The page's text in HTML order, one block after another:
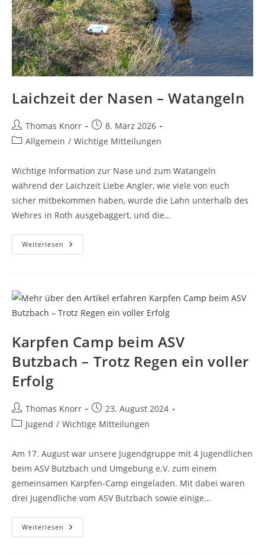
Laichzeit der Nasen – Watangeln
Beitrags-
Autor:
Thomas Knorr
Beitrag
veröffentlicht:
8. März 2026
Beitrags-
Allgemein / Wichtige Mitteilungen
Wichtige Information zur Nase und zum Watangeln
während der Laichzeit Liebe Angler, wie viele von euch
sicher mitbekommen haben, wurde die Lahn unterhalb des
Wehres in Roth ausgebaggert, und die…
Weiterlesen Laichzeit
Der
Karpfen Camp beim ASV
Butzbach – Trotz Regen ein voller
Erfolg
Beitrags-
Autor:
Thomas Knorr
Beitrag
veröffentlicht:
23. August 2024
Beitrags-
Jugend / Wichtige Mitteilungen
Am 17. August war unsere Jugendgruppe mit 4 Jugendlichen
beim ASV Butzbach und Umgebung e.V. zum einem
gemeinsamen Karpfen-Camp eingeladen. Mit dabei waren
drei Jugendliche vom ASV Butzbach sowie einige…
Weiterlesen Karpfen
Camp